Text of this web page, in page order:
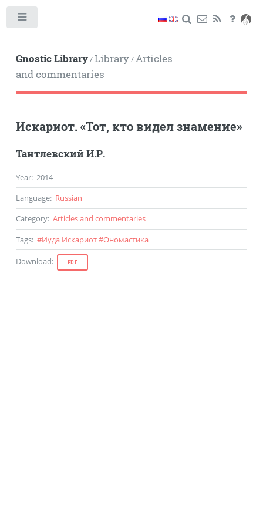
Gnostic Library/Library/Articles
and commentaries
Искариот. «Тот, кто видел знамение»
Тантлевский И.Р.
Year: 2014
Language: Russian
Category: Articles and commentaries
Tags: #Иуда Искариот#Ономастика
Download: PDF